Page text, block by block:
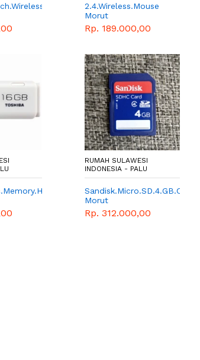
2.4.Wireless.Mouse
Morut
Rp. 189.000,00
RUMAH SULAWESI
INDONESIA - PALU
Sandisk.Micro.SD.4.GB.Class.4
Morut
Rp. 312.000,00